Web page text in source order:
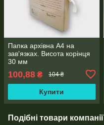
Папка архівна А4 на
зав'язках. Висота корінця
30 мм
100,88 ₴ 104 ₴
Купити
Подібні товари компанії